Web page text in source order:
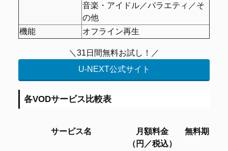
音楽・アイドル／バラエティ／そ
の他
機能
オフライン再生
＼31日間無料お試し！／
U-NEXT公式サイト
各VODサービス比較表
サービス名
月額料金
（円／税込）
無料期間